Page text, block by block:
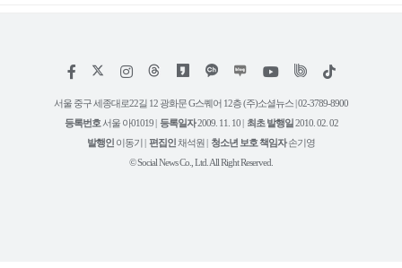
페
스
인
타
램
위
트
유
튜
틱
서울 중구 세종대로22길 12 광화문 G스퀘어 12층 (주)소셜뉴스 | 02-3789-8900
등록번호 서울 아01019 | 등록일자2009. 11. 10 | 최초 발행일 2010. 02. 02
발행인 이동기 | 편집인 채석원 | 청소년 보호 책임자손기영
© Social News Co., Ltd. All Right Reserved.